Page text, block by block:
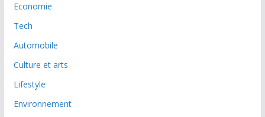
Economie
Tech
Automobile
Culture et arts
Lifestyle
Environnement